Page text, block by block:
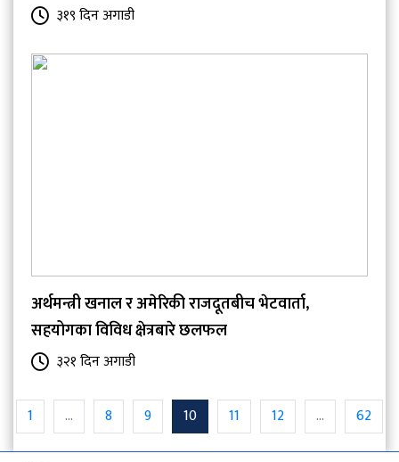
३१९ दिन अगाडी
अर्थमन्त्री खनाल र अमेरिकी राजदूतबीच भेटवार्ता,
सहयोगका विविध क्षेत्रबारे छलफल
३२१ दिन अगाडी
1 ... 8 9 10 11 12 ... 62